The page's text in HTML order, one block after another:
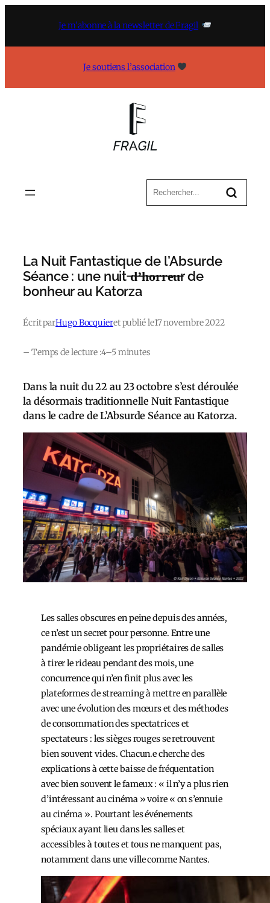
Je m’abonne à la newsletter de Fragil
Je soutiens l’association
La Nuit Fantastique de l’Absurde
Séance : une nuit ̶d̶’̶h̶o̶r̶r̶e̶u̶r de
bonheur au Katorza
Écrit parHugo Bocquieret publié le17 novembre 2022
– Temps de lecture :4–5 minutes
Dans la nuit du 22 au 23 octobre s’est déroulée
la désormais traditionnelle Nuit Fantastique
dans le cadre de L’Absurde Séance au Katorza.
Les salles obscures en peine depuis des années,
ce n’est un secret pour personne. Entre une
pandémie obligeant les propriétaires de salles
à tirer le rideau pendant des mois, une
concurrence qui n’en finit plus avec les
plateformes de streaming à mettre en parallèle
avec une évolution des mœurs et des méthodes
de consommation des spectatrices et
spectateurs : les sièges rouges se retrouvent
bien souvent vides. Chacun.e cherche des
explications à cette baisse de fréquentation
avec bien souvent le fameux : « il n’y a plus rien
d’intéressant au cinéma » voire « on s’ennuie
au cinéma ». Pourtant les événements
spéciaux ayant lieu dans les salles et
accessibles à toutes et tous ne manquent pas,
notamment dans une ville comme Nantes.